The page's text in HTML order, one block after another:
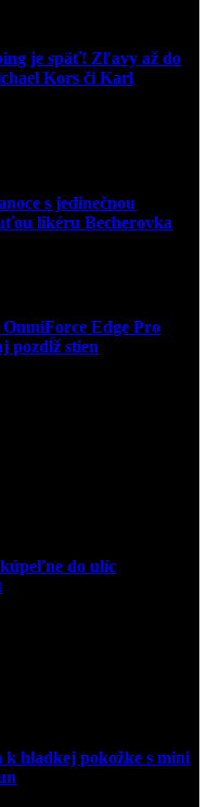
je späť! Zľavy až do
Kors či Karl
s jedinečnou
likéru Becherovka
Edge Pro
pozdĺž stien
do ulíc
k hladkej pokožke s mini